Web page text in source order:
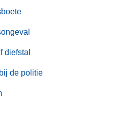
diefstal
de politie